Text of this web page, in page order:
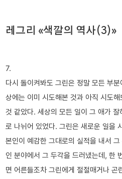
레그리 «색깔의 역사(3)»
7.
다시 돌이켜봐도 그린은 정말 모든 부
상에는 이미 시도해본 것과 아직 시도
것 같았다. 세상의 모든 일이 그 애가
로 나뉘어 있었다. 그린은 새로운 일을
본인이 예감한 그대로의 실적을 내서
인 분야에서 그 두각을 드러냈는데, 한
면 어른들조차 그린에게 절절매거나